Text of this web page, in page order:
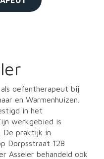
oefentherapeut bij
en Warmenhuizen.
in het
werkgebied is
De praktijk in
Dorpsstraat 128
Asseler behandeld ook